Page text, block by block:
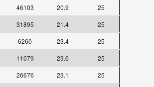
46103 20.9
25
31895 21.4
25
6260 23.4
25
11079 23.6
25
26676 23.1
25